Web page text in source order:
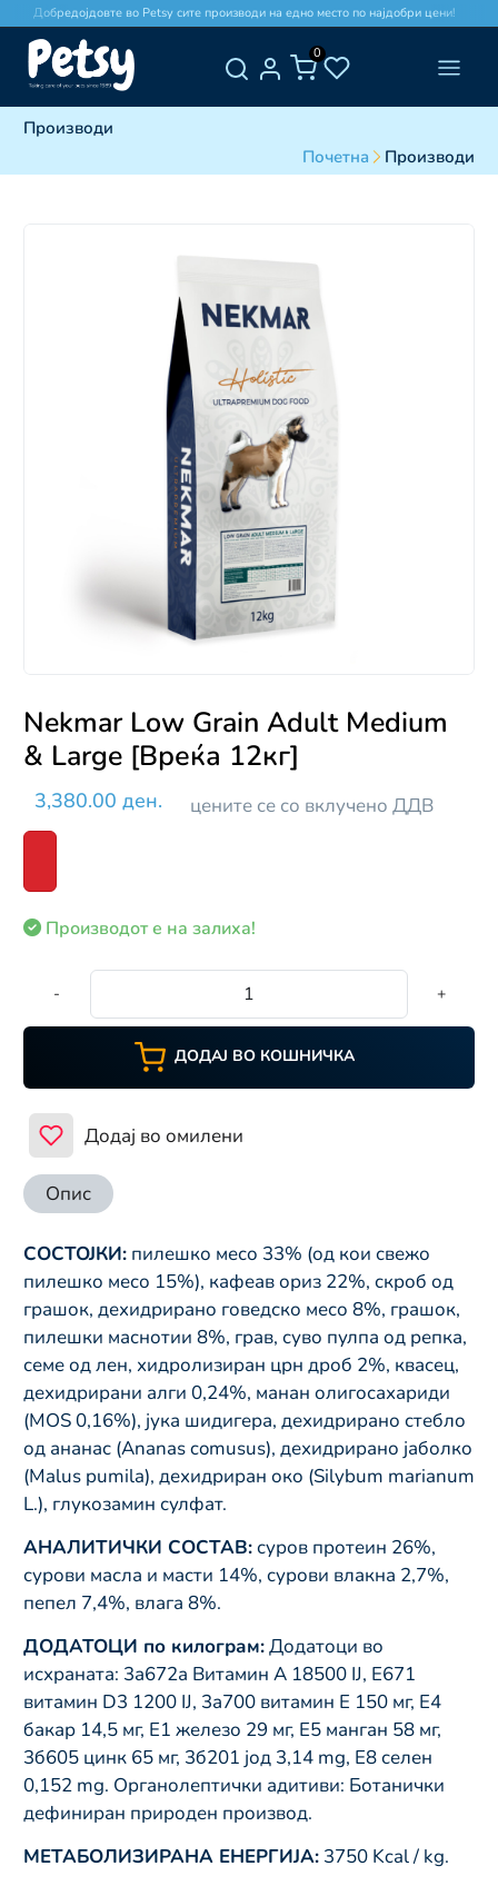
Добредојдовте во Petsy сите производи на едно место по најдобри цени!
0
Производи
Почетна
Производи
Nekmar Low Grain Adult Medium
& Large [Вреќа 12кг]
3,380.00 ден. цените се со вклучено ДДВ
Производот е на залиха!
- +
ДОДАЈ ВО КОШНИЧКА
Додај во омилени
Опис
СОСТОЈКИ: пилешко месо 33% (од кои свежо
пилешко месо 15%), кафеав ориз 22%, скроб од
грашок, дехидрирано говедско месо 8%, грашок,
пилешки маснотии 8%, грав, суво пулпа од репка,
семе од лен, хидролизиран црн дроб 2%, квасец,
дехидрирани алги 0,24%, манан олигосахариди
(MOS 0,16%), јука шидигера, дехидрирано стебло
од ананас (Ananas comusus), дехидрирано јаболко
(Malus pumila), дехидриран око (Silybum marianum
L.), глукозамин сулфат.
АНАЛИТИЧКИ СОСТАВ:суров протеин 26%,
сурови масла и масти 14%, сурови влакна 2,7%,
пепел 7,4%, влага 8%.
ДОДАТОЦИ по килограм:Додатоци во
исхраната: 3а672а Витамин А 18500 IJ, E671
витамин D3 1200 IJ, 3а700 витамин Е 150 мг, Е4
бакар 14,5 мг, Е1 железо 29 мг, Е5 манган 58 мг,
3б605 цинк 65 мг, 3б201 јод 3,14 mg, E8 селен
0,152 mg. Органолептички адитиви: Ботанички
дефиниран природен производ.
МЕТАБОЛИЗИРАНА ЕНЕРГИЈА: 3750 Kcal / kg.